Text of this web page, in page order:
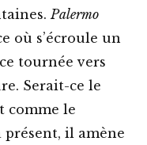
Palermo
où s’écroule un
tournée vers
Serait-ce le
comme le
il amène